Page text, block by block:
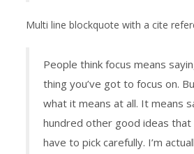
Multi line blockquote with a cite
People think focus means
thing you’ve got to focus on.
what it means at all. It means
hundred other good ideas that
have to pick carefully. I’m